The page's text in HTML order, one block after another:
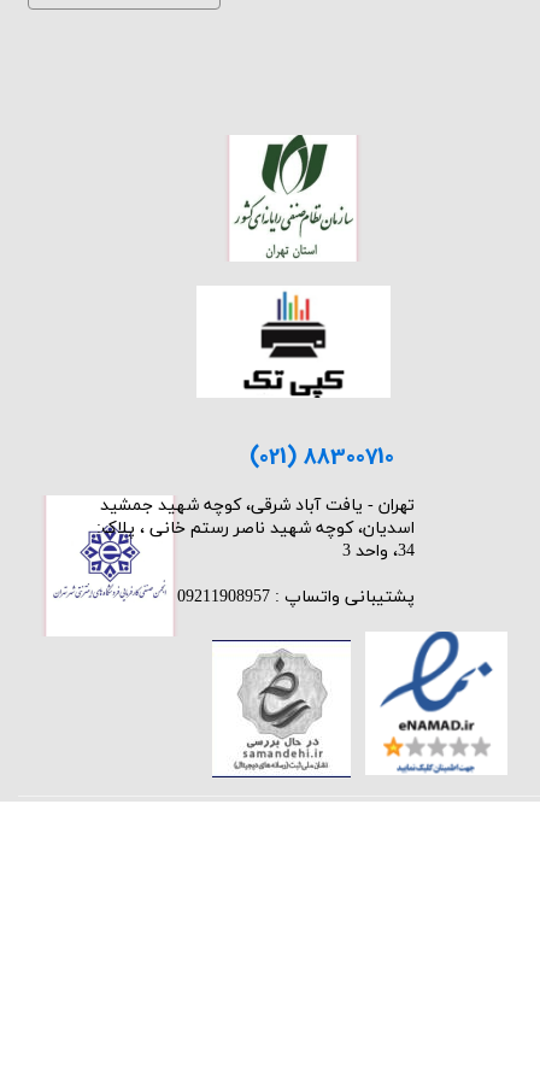
★★
(021) 88300710
​تهران - یافت آباد شرقی، کوچه شهید جمشید
اسدیان، کوچه شهید ناصر رستم خانی ، پلاک:
34، واحد 3
پشتیبانی واتساپ : 09211908957